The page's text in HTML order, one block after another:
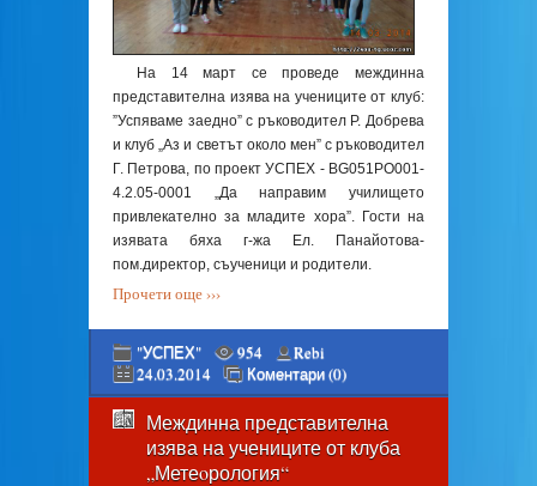
На 14 март се проведе междинна
представителна изява на учениците от клуб:
”Успяваме заедно” с ръководител Р. Добрева
и клуб „Аз и светът около мен” с ръководител
Г. Петрова, по проект УСПЕХ - BG051PO001-
4.2.05-0001 „Да направим училището
привлекателно за младите хора”. Гости на
изявата бяха г-жа Ел. Панайотова-
пом.директор, съученици и родители.
Прочети още ›››
"УСПЕХ" 954
Rebi
24.03.2014
Коментари (0)
Междинна представителна
изява на учениците от клуба
„Метеoрология“